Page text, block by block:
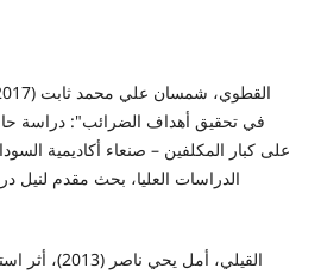
في تحقيق أهداف الضرائب": دراسة
على كبار المكلفين – صنعاء أكاديمية
الدراسات العليا، بحث مقدم لنيل